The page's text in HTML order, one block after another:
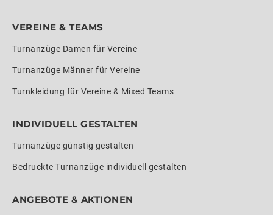
VEREINE & TEAMS
Turnanzüge Damen für Vereine
Turnanzüge Männer für Vereine
Turnkleidung für Vereine & Mixed Teams
INDIVIDUELL GESTALTEN
Turnanzüge günstig gestalten
Bedruckte Turnanzüge individuell gestalten
ANGEBOTE & AKTIONEN